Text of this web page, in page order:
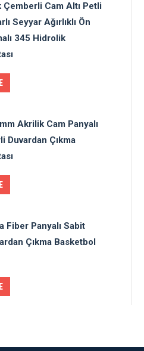
Çemberli Cam Altı Petli
Seyyar Ağırlıklı Ön
345 Hidrolik
Akrilik Cam Panyalı
Duvardan Çıkma
Fiber Panyalı Sabit
Çıkma Basketbol